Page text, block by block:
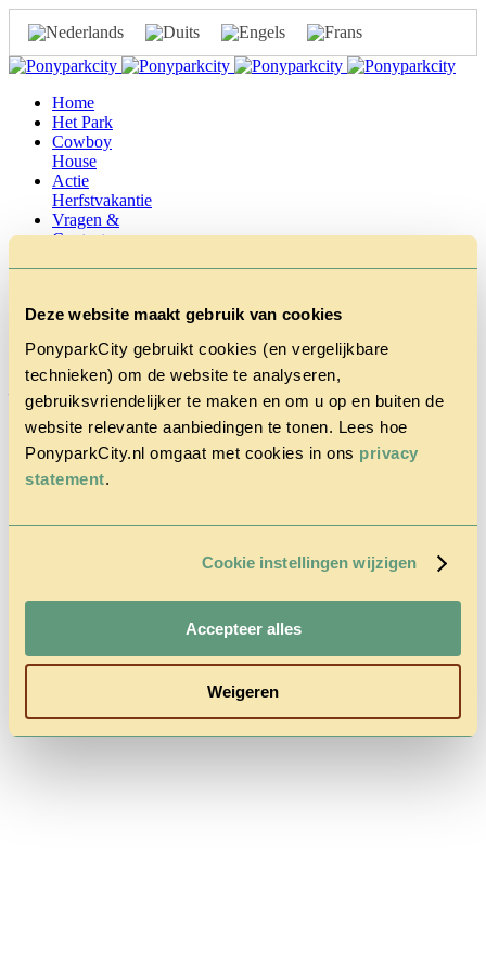
Deze website maakt gebruik van cookies
PonyparkCity gebruikt cookies (en vergelijkbare
technieken) om de website te analyseren,
gebruiksvriendelijker te maken en om u op en buiten de
website relevante aanbiedingen te tonen. Lees hoe
PonyparkCity.nl omgaat met cookies in ons privacy
statement.
Cookie instellingen wijzigen
Accepteer alles
Weigeren
Home
Het Park
Cowboy
House
Actie
Herfstvakantie
Vragen &
Contact
_56A2542_i
december 1, 2021 4:37 pm Gepubliceerd doorLaura Bembom
Follow us